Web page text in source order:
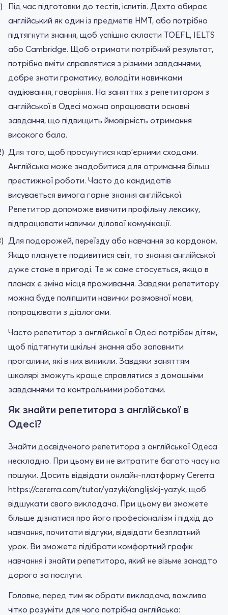
Під час підготовки до тестів, іспитів. Дехто обирає
англійський як один із предметів НМТ, або потрібно
підтягнути знання, щоб успішно скласти TOEFL, IELTS
або Cambridge. Щоб отримати потрібний результат,
потрібно вміти справлятися з різними завданнями,
добре знати граматику, володіти навичками
аудіювання, говоріння. На заняттях з репетитором з
англійської в Одесі можна опрацювати основні
завдання, що підвищить ймовірність отримання
високого бала.
Для того, щоб просунутися кар'єрними сходами.
Англійська може знадобитися для отримання більш
престижної роботи. Часто до кандидатів
висувається вимога гарне знання англійської.
Репетитор допоможе вивчити профільну лексику,
відпрацювати навички ділової комунікації.
Для подорожей, переїзду або навчання за кордоном.
Якщо плануєте подивитися світ, то знання англійської
дуже стане в пригоді. Те ж саме стосується, якщо в
планах є зміна місця проживання. Завдяки репетитору
можна буде поліпшити навички розмовної мови,
попрацювати з діалогами.
Часто репетитор з англійської в Одесі потрібен дітям,
щоб підтягнути шкільні знання або заповнити
прогалини, які в них виникли. Завдяки заняттям
школярі зможуть краще справлятися з домашніми
завданнями та контрольними роботами.
Як знайти репетитора з англійської в
Одесі?
Знайти досвідченого репетитора з англійської Одеса
нескладно. При цьому ви не витратите багато часу на
пошуки. Досить відвідати онлайн-платформу Cererra
https://cererra.com/tutor/yazyki/anglijskij-yazyk, щоб
відшукати свого викладача. При цьому ви зможете
більше дізнатися про його професіоналізм і підхід до
навчання, почитати відгуки, відвідати безплатний
урок. Ви зможете підібрати комфортний графік
навчання і знайти репетитора, який не візьме занадто
дорого за послуги.
Головне, перед тим як обрати викладача, важливо
чітко розуміти для чого потрібна англійська: